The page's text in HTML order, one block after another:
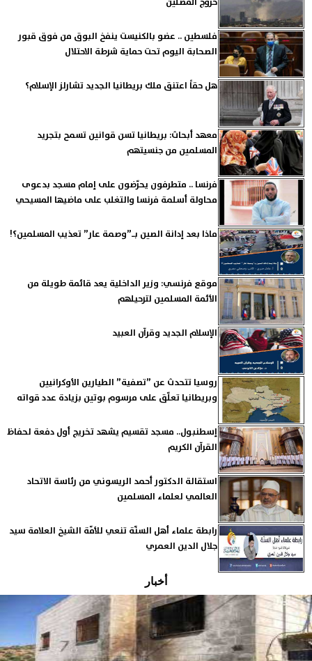
فلسطين .. عضو بالكنيست ينفخ البوق من فوق قبور
الصحابة اليوم تحت حماية شرطة الاحتلال
هل حقاً اعتنق ملك بريطانيا الجديد تشارلز الإسلام؟
معهد أبحاث: بريطانيا تسن قوانين تسمح بتجريد
المسلمين من جنسيتهم
فرنسا .. متطرفون يحرّضون على إمام مسجد بدعوى
محاولة أسلمة فرنسا والتغلب على ماضيها المسيحي
ماذا بعد إدانة الصين بـ”وصمة عار” تعذيب المسلمين؟!
موقع فرنسي: وزير الداخلية يعد قائمة طويلة من
الأئمة المسلمين لترحيلهم
الإسلام الجديد وقرآن العبيد
روسيا تتحدث عن ”تصفية” الطيارين الأوكرانيين
وبريطانيا تعلّق على مرسوم بوتين بزيادة عدد قواته
إسطنبول.. مسجد تقسيم يشهد تخريج أول دفعة لحفاظ
القرآن الكريم
استقالة الدكتور أحمد الريسوني من رئاسة الاتحاد
العالمي لعلماء المسلمين
رابطة علماء أهل السنّة تنعي للأمّة الشيخ العلامة سيد
جلال الدين العمري
أخبار